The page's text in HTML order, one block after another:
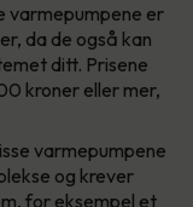
varmepumpene er
da de også kan
ditt. Prisene
kroner eller mer,
varmepumpene
og krever
for eksempel et